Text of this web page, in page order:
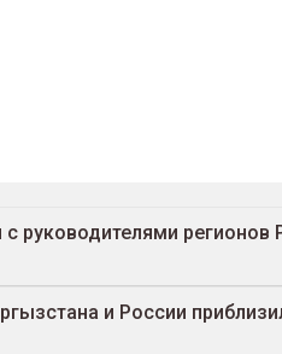
руководителями регионов
и России